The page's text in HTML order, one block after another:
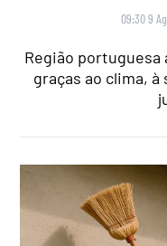
09:30 9
Região
graças ao clima,